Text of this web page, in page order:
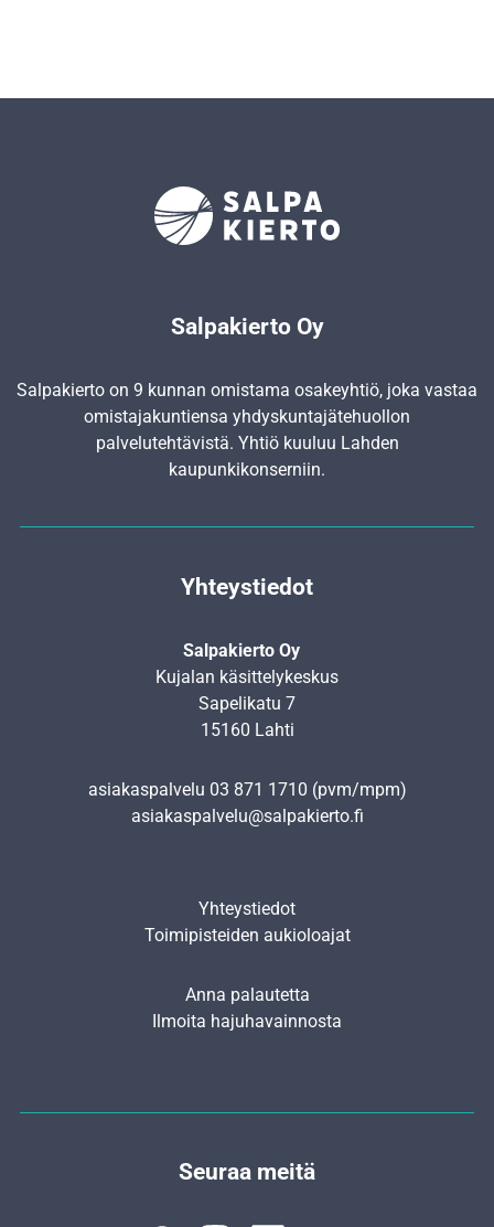
Salpakierto Oy
Salpakierto on 9 kunnan omistama osakeyhtiö, joka vastaa
omistajakuntiensa yhdyskunta­jätehuollon
palvelutehtävistä. Yhtiö kuuluu Lahden
kaupunkikonserniin.
Yhteystiedot
Salpakierto Oy
Kujalan käsittelykeskus
Sapelikatu 7
15160 Lahti
asiakaspalvelu 03 871 1710 (pvm/mpm)
asiakaspalvelu@salpakierto.fi
Yhteystiedot
Toimipisteiden aukioloajat
Anna palautetta
Ilmoita hajuhavainnosta
Seuraa meitä